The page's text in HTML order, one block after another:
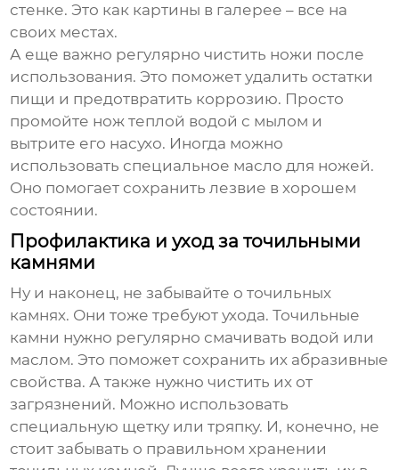
стенке. Это как картины в галерее – все на
своих местах.
А еще важно регулярно чистить ножи после
использования. Это поможет удалить остатки
пищи и предотвратить коррозию. Просто
промойте нож теплой водой с мылом и
вытрите его насухо. Иногда можно
использовать специальное масло для ножей.
Оно помогает сохранить лезвие в хорошем
состоянии.
Профилактика и уход за точильными
камнями
Ну и наконец, не забывайте о точильных
камнях. Они тоже требуют ухода. Точильные
камни нужно регулярно смачивать водой или
маслом. Это поможет сохранить их абразивные
свойства. А также нужно чистить их от
загрязнений. Можно использовать
специальную щетку или тряпку. И, конечно, не
стоит забывать о правильном хранении